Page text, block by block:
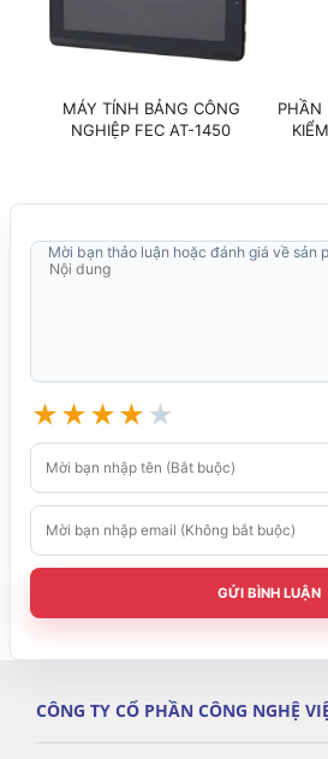
MÁY TÍNH BẢNG CÔNG
NGHIỆP FEC AT-1450
PHẦN
★★★★ ★
GỬI BÌNH LUẬN
Mời bạn thảo luận hoặc đánh giá về sản
CÔNG TY CỔ PHẦN CÔNG NGHỆ